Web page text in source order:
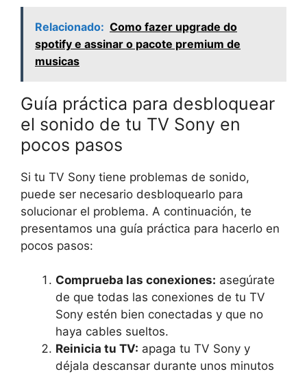
Relacionado: Como fazer upgrade do
spotify e assinar o pacote premium de
musicas
Guía práctica para desbloquear
el sonido de tu TV Sony en
pocos pasos
Si tu TV Sony tiene problemas de sonido,
puede ser necesario desbloquearlo para
solucionar el problema. A continuación, te
presentamos una guía práctica para hacerlo en
pocos pasos:
Comprueba las conexiones: asegúrate
de que todas las conexiones de tu TV
Sony estén bien conectadas y que no
haya cables sueltos.
Reinicia tu TV: apaga tu TV Sony y
déjala descansar durante unos minutos